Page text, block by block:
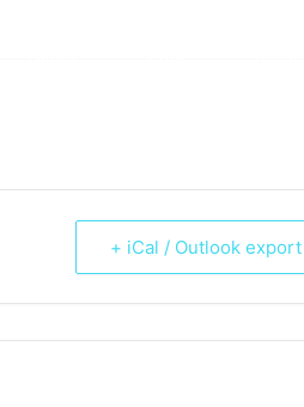
+ iCal / Outlook export